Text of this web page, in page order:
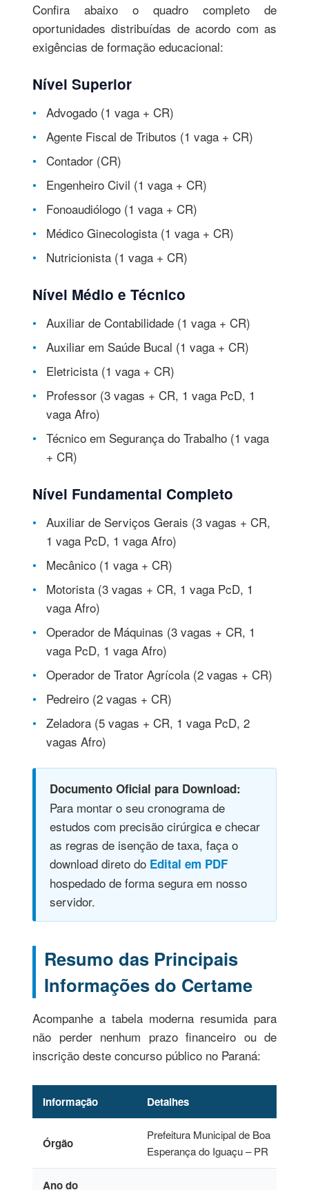
Confira abaixo o quadro completo de
oportunidades distribuídas de acordo com as
exigências de formação educacional:
Nível Superior
Advogado (1 vaga + CR)
Agente Fiscal de Tributos (1 vaga + CR)
Contador (CR)
Engenheiro Civil (1 vaga + CR)
Fonoaudiólogo (1 vaga + CR)
Médico Ginecologista (1 vaga + CR)
Nutricionista (1 vaga + CR)
Nível Médio e Técnico
Auxiliar de Contabilidade (1 vaga + CR)
Auxiliar em Saúde Bucal (1 vaga + CR)
Eletricista (1 vaga + CR)
Professor (3 vagas + CR, 1 vaga PcD, 1
vaga Afro)
Técnico em Segurança do Trabalho (1 vaga
+ CR)
Nível Fundamental Completo
Auxiliar de Serviços Gerais (3 vagas + CR,
1 vaga PcD, 1 vaga Afro)
Mecânico (1 vaga + CR)
Motorista (3 vagas + CR, 1 vaga PcD, 1
vaga Afro)
Operador de Máquinas (3 vagas + CR, 1
vaga PcD, 1 vaga Afro)
Operador de Trator Agrícola (2 vagas + CR)
Pedreiro (2 vagas + CR)
Zeladora (5 vagas + CR, 1 vaga PcD, 2
vagas Afro)
Documento Oficial para Download:
Para montar o seu cronograma de
estudos com precisão cirúrgica e checar
as regras de isenção de taxa, faça o
download direto do Edital em PDF
hospedado de forma segura em nosso
servidor.
Resumo das Principais
Informações do Certame
Acompanhe a tabela moderna resumida para
não perder nenhum prazo financeiro ou de
inscrição deste concurso público no Paraná:
Informação Detalhes
Órgão
Prefeitura Municipal de Boa
Esperança do Iguaçu – PR
Ano do